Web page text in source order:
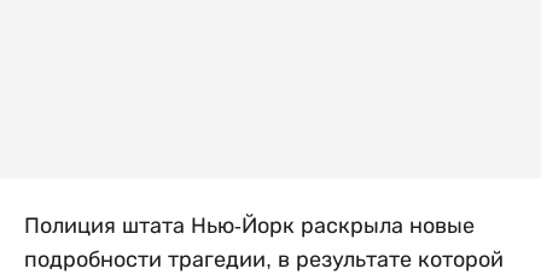
Полиция штата Нью-Йорк раскрыла новые
подробности трагедии, в результате которой